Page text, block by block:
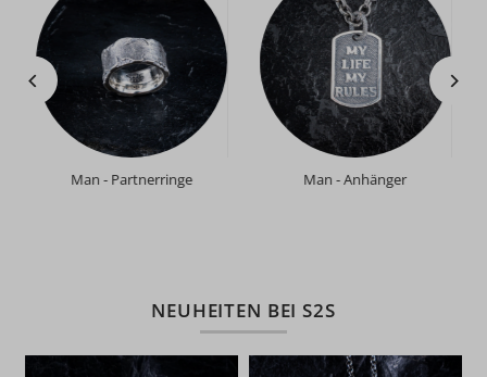
Man - Partnerringe Man - Anhänger
NEUHEITEN BEI S2S